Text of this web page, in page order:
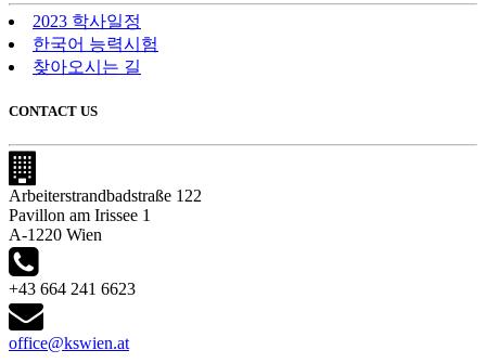
2023 학사일정
한국어 능력시험
찾아오시는 길
CONTACT US
Arbeiterstrandbadstraße 122
Pavillon am Irissee 1
A-1220 Wien
+43 664 241 6623
office@kswien.at